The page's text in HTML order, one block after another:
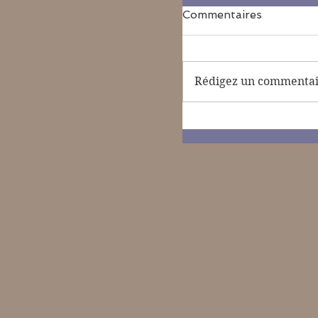
Commentaires
Rédigez un